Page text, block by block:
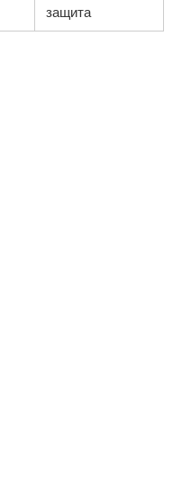
защита